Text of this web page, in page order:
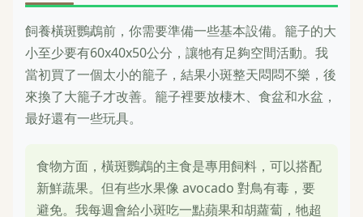
飼養橫斑鸚鵡前，你需要準備一些基本設備。籠子的大
小至少要有60x40x50公分，讓牠有足夠空間活動。我
當初買了一個太小的籠子，結果小斑整天悶悶不樂，後
來換了大籠子才改善。籠子裡要放棲木、食盆和水盆，
最好還有一些玩具。
食物方面，橫斑鸚鵡的主食是專用飼料，可以搭配
新鮮蔬果。但有些水果像 avocado 對鳥有毒，要
避免。我每週會給小斑吃一點蘋果和胡蘿蔔，牠超